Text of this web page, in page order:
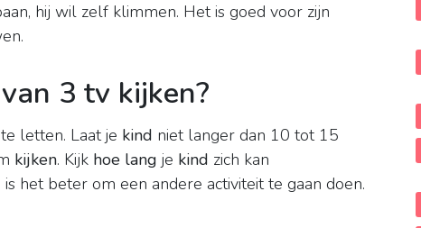
hij wil zelf klimmen. Het is goed voor zijn
3 tv kijken?
letten. Laat je kind niet langer dan 10 tot 15
kijken. Kijk hoe lang je kind zich kan
het beter om een andere activiteit te gaan doen.